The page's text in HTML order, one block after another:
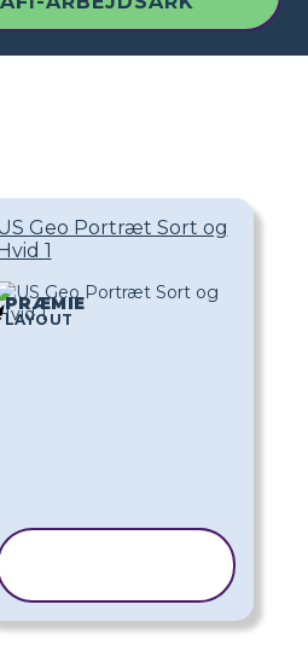
Geo Portræt Sort og
1
PRÆMIE
LAYOUT